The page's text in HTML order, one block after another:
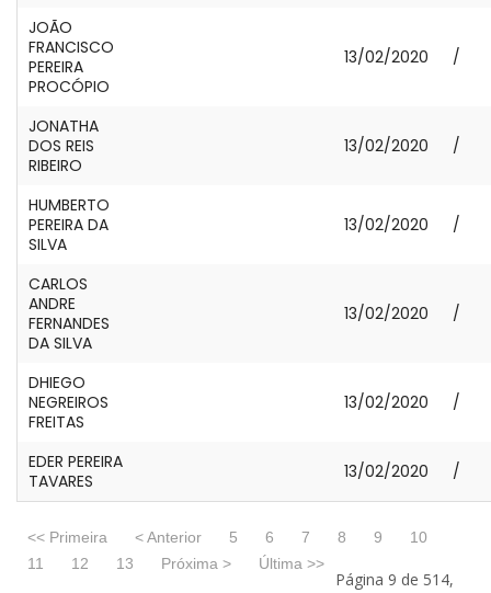
JOÃO
FRANCISCO
PEREIRA
PROCÓPIO
13/02/2020 /
JONATHA
DOS REIS
RIBEIRO
13/02/2020 /
HUMBERTO
PEREIRA DA
SILVA
13/02/2020 /
CARLOS
ANDRE
FERNANDES
DA SILVA
13/02/2020 /
DHIEGO
NEGREIROS
FREITAS
13/02/2020 /
EDER PEREIRA
TAVARES
13/02/2020 /
<< Primeira < Anterior 5 6 7 8 9
10
11
12 13 Próxima > Última >>
Página 9 de 514,